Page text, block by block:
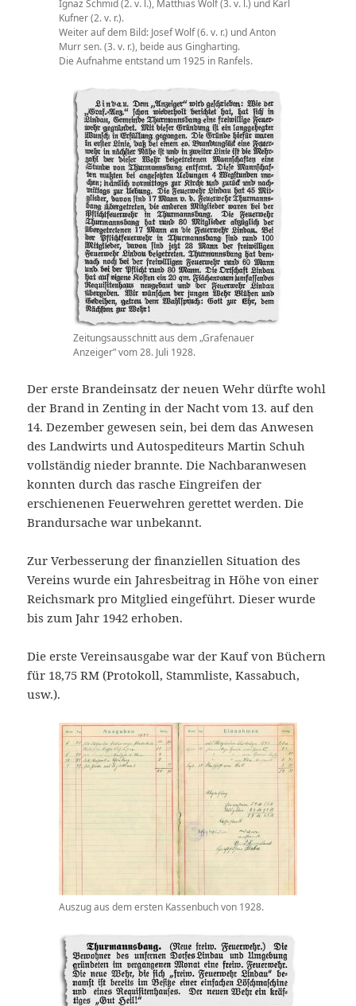
Ignaz Schmid (2. v. l.), Matthias Wolf (3. v. l.) und Karl
Kufner (2. v. r.).
Weiter auf dem Bild: Josef Wolf (6. v. r.) und Anton
Murr sen. (3. v. r.), beide aus Gingharting.
Die Aufnahme entstand um 1925 in Ranfels.
Zeitungsausschnitt aus dem „Grafenauer
Anzeiger” vom 28. Juli 1928.
Der erste Brandeinsatz der neuen Wehr dürfte wohl
der Brand in Zenting in der Nacht vom 13. auf den
14. Dezember gewesen sein, bei dem das Anwesen
des Landwirts und Autospediteurs Martin Schuh
vollständig nieder brannte. Die Nachbaranwesen
konnten durch das rasche Eingreifen der
erschienenen Feuerwehren gerettet werden. Die
Brandursache war unbekannt.
Zur Verbesserung der finanziellen Situation des
Vereins wurde ein Jahresbeitrag in Höhe von einer
Reichsmark pro Mitglied eingeführt. Dieser wurde
bis zum Jahr 1942 erhoben.
Die erste Vereinsausgabe war der Kauf von Büchern
für 18,75 RM (Protokoll, Stammliste, Kassabuch,
usw.).
Auszug aus dem ersten Kassenbuch von 1928.